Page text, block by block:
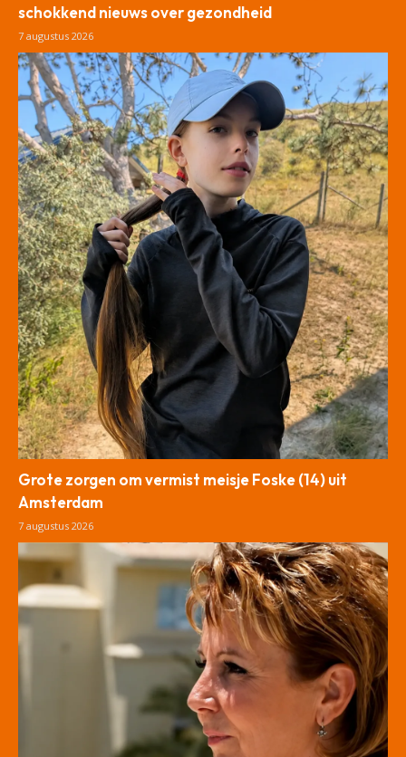
schokkend nieuws over gezondheid
7 augustus 2026
Grote zorgen om vermist meisje Foske (14) uit
Amsterdam
7 augustus 2026